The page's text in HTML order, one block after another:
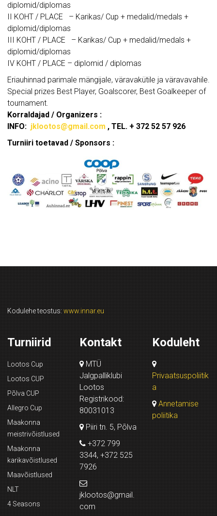
diplomid/diplomas
II KOHT / PLACE – Karikas/ Cup + medalid/medals +
diplomid/diplomas
III KOHT / PLACE – Karikas/ Cup + medalid/medals +
diplomid/diplomas
IV KOHT / PLACE – diplomid / diplomas
Eriauhinnad parimale mängijale, väravakütile ja väravavahile.
Special prizes Best Player, Goalscorer, Best Goalkeeper of
tournament.
Korraldajad / Organizers :
INFO: jklootos@gmail.com , TEL. + 372 52 57 926
Turniiri toetavad / Sponsors :
Kodulehe teostus: www.innar.eu
Turniirid
Lootos Cup
Lootos CUP
Põlva CUP
Allegro Cup
Maakonna
meistrivõistlused
Maakonna
karikavõistlused
Maavõistlused
NLT
4 Seasons
Kontakt
MTÜ
Jalgpalliklubi
Lootos
Registrikood:
80031013
Piiri tn. 5, Põlva
+372 799
3344, +372 525
7926
jklootos@gmail.
com
Koduleht
Privaatsuspoliitik
a
Annetamise
poliitika